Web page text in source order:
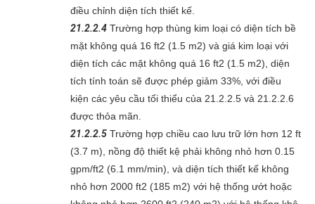
điều chỉnh diện tích thiết kế.
21.2.2.4 Trường hợp thùng kim loại có diện tích bề
mặt không quá 16 ft2 (1.5 m2) và giá kim loại với
diện tích các mặt không quá 16 ft2 (1.5 m2), diện
tích tính toán sẽ được phép giảm 33%, với điều
kiện các yêu cầu tối thiểu của 21.2.2.5 và 21.2.2.6
được thỏa mãn.
21.2.2.5 Trường hợp chiều cao lưu trữ lớn hơn 12 ft
(3.7 m), nồng độ thiết kệ phải không nhỏ hơn 0.15
gpm/ft2 (6.1 mm/min), và diện tích thiết kế không
nhỏ hơn 2000 ft2 (185 m2) với hệ thống ướt hoặc